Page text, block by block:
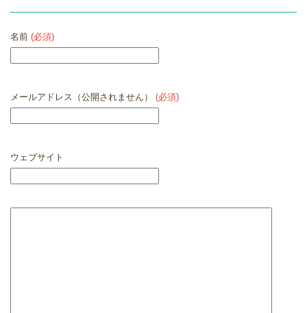
名前 (必須)
メールアドレス（公開されません） (必須)
ウェブサイト